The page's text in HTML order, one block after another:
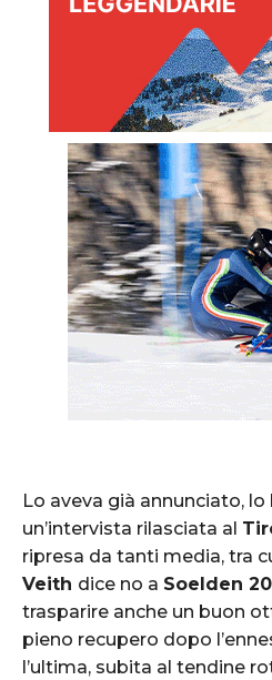
Lo aveva già annunciato,
un’intervista rilasciata al
ripresa da tanti media, tra
Veith dice no a Soelden
trasparire anche un buon
pieno recupero dopo
l’ultima, subita al tendine